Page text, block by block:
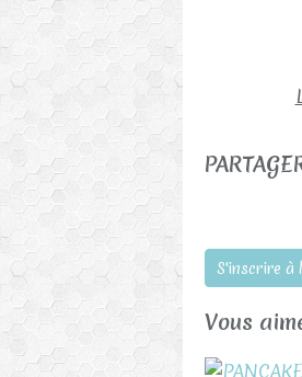
S'inscrire à
Vous